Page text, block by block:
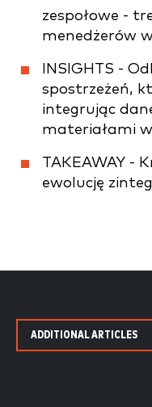
zespołowe -
menedżerów
INSIGHTS -
spostrzeżeń,
integrując
materiałami
TAKEAWAY -
ewolucję
ADDITIONAL ARTICLES